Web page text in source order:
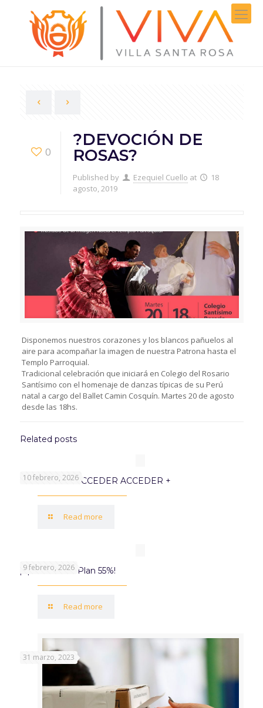
0
?DEVOCIÓN DE
ROSAS?
Published by Ezequiel Cuello at
18
agosto, 2019
Disponemos nuestros corazones y los blancos pañuelos al
aire para acompañar la imagen de nuestra Patrona hasta el
Templo Parroquial.
Tradicional celebración que iniciará en Colegio del Rosario
Santísimo con el homenaje de danzas típicas de su Perú
natal a cargo del Ballet Camin Cosquín. Martes 20 de agosto
desde las 18hs.
Related posts
10 febrero, 2026
PROGRAMA ACCEDER ACCEDER +
Read more
9 febrero, 2026
¡Aprovechá el Plan 55%!
Read more
31 marzo, 2023